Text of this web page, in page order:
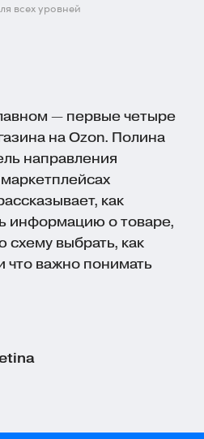
всех уровней
— первые четыре
на Ozon. Полина
направления
как
информацию о товаре,
схему выбрать, как
что важно понимать